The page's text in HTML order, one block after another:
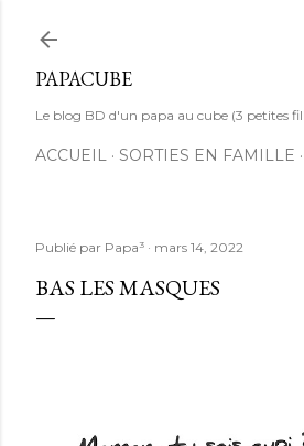
PAPACUBE
Le blog BD d'un papa au cube (3 petites
ACCUEIL SORTIES EN FAMILLE
Publié par Papa³ mars 14, 2022
BAS LES MASQUES